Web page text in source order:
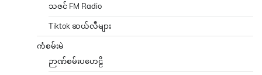
သဇင် FM Radio
Tiktok ဆယ်လီများ
ကံစမ်းမဲ
ဉာဏ်စမ်းပဟေဠိ